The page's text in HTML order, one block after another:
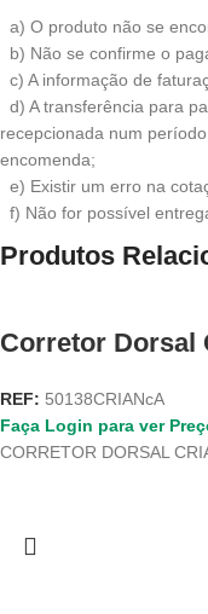
a) O produto não se
b) Não se confirme o
c) A informação de
d) A transferência para
recepcionada num
encomenda;
e) Existir um erro na
f) Não for possível
Produtos
Corretor Dorsal
REF: 50138CRIANcA
Faça Login para ver
CORRETOR DORSAL